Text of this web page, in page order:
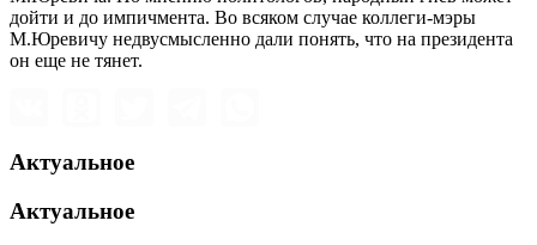
дойти и до импичмента. Во всяком случае коллеги-мэры
М.Юревичу недвусмысленно дали понять, что на президента
он еще не тянет.
Актуальное
Актуальное